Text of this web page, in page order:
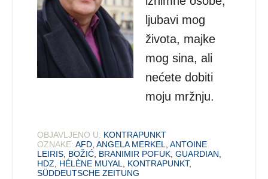
ljubavi mog
života, majke
mog sina, ali
nećete dobiti
moju mržnju.
OBJAVLJENO U: KONTRAPUNKT
OZNAKE: AFD,ANGELA MERKEL,ANTOINE
LEIRIS, BOŽIĆ, BRANIMIR POFUK,GUARDIAN,
HDZ, HÉLÈNE MUYAL, KONTRAPUNKT,
SÜDDEUTSCHE ZEITUNG